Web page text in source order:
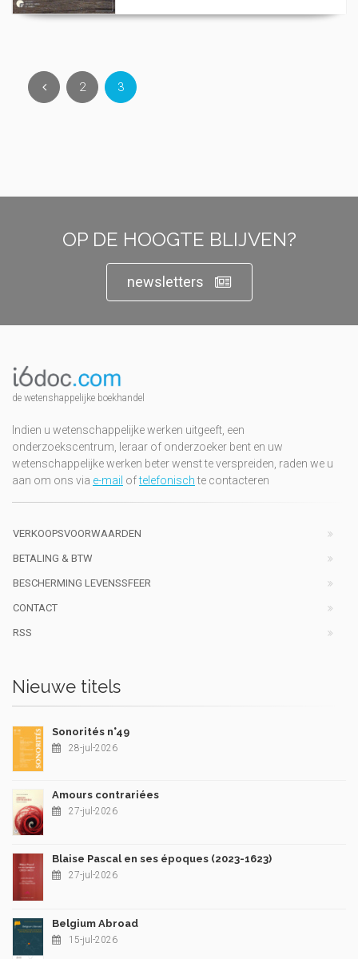
2 3
OP DE HOOGTE BLIJVEN?
newsletters
de wetenshappelijke boekhandel
Indien u wetenschappelijke werken uitgeeft, een
onderzoekscentrum, leraar of onderzoeker bent en uw
wetenschappelijke werken beter wenst te verspreiden, raden we u
aan om ons via e-mail oftelefonischte contacteren
VERKOOPSVOORWAARDEN
BETALING & BTW
BESCHERMING LEVENSSFEER
CONTACT
RSS
Nieuwe titels
Sonorités n°49
28-jul-2026
Amours contrariées
27-jul-2026
Blaise Pascal en ses époques (2023-1623)
27-jul-2026
Belgium Abroad
15-jul-2026